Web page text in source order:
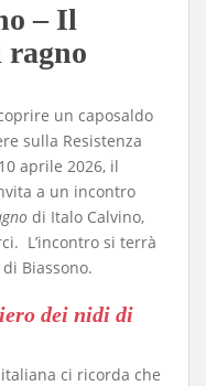
– Il
ragno
un caposaldo
sulla Resistenza
aprile 2026, il
a un incontro
di Italo Calvino,
L’incontro si terrà
Biassono.
dei nidi di
ci ricorda che